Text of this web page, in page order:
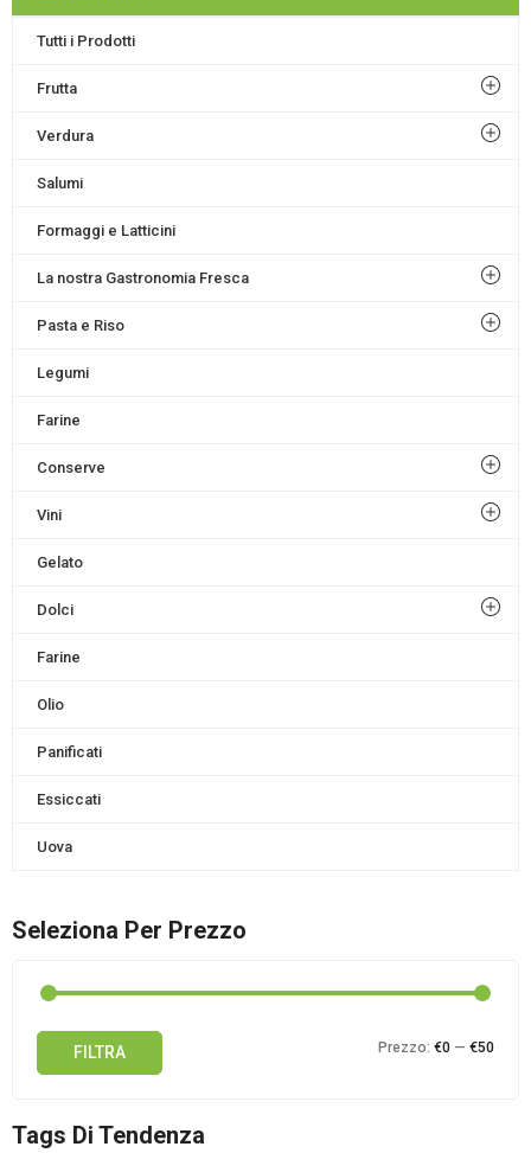
Tutti i Prodotti
Frutta
Verdura
Salumi
Formaggi e Latticini
La nostra Gastronomia Fresca
Pasta e Riso
Legumi
Farine
Conserve
Vini
Gelato
Dolci
Farine
Olio
Panificati
Essiccati
Uova
Seleziona Per Prezzo
FILTRA Prezzo: €0 — €50
Tags Di Tendenza